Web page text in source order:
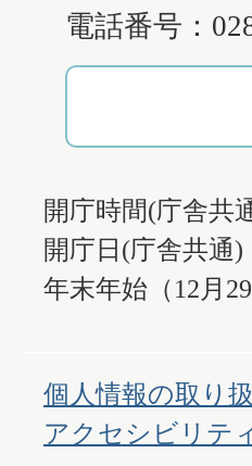
電話番号：
開庁時間(庁舎共
開庁日(庁舎共通
年末年始（12月
個人情報の取り
アクセシビリテ